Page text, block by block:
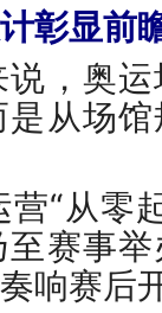
彰显前
，奥运
从场
“从零
赛事
响赛后